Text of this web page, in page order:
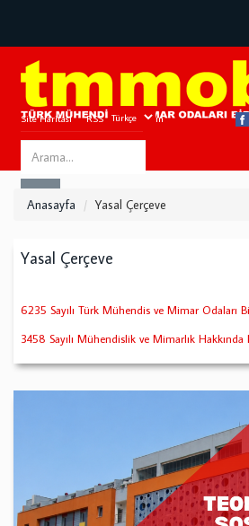
Site Haritası RSS Bize Ulaşın
Search
this
Anasayfa Yasal Çerçeve
Yasal Çerçeve
6235 Sayılı Türk Mühendis ve Mimar Odaları
3458 Sayılı Mühendislik ve Mimarlık Hakkında